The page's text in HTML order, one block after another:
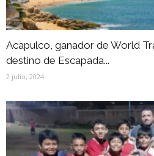
Acapulco, ganador de World
destino de Escapada...
2 julio, 2024